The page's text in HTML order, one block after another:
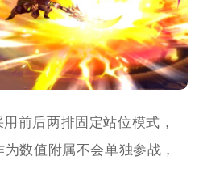
前后两排固定站位模式，
数值附属不会单独参战，